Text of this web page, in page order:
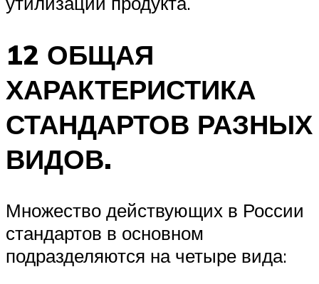
12 ОБЩАЯ
ХАРАКТЕРИСТИКА
СТАНДАРТОВ РАЗНЫХ
ВИДОВ.
Множество действующих в России
стандартов в основном
подразделяются на четыре вида: